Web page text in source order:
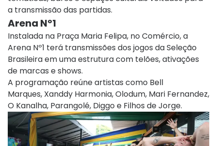
a transmissão das partidas.
Arena Nº1
Instalada na Praça Maria Felipa, no Comércio, a
Arena Nº1 terá transmissões dos jogos da Seleção
Brasileira em uma estrutura com telões, ativações
de marcas e shows.
A programação reúne artistas como Bell
Marques, Xanddy Harmonia,Olodum, Mari Fernandez,
O Kanalha, Parangolé, Diggo e Filhos de Jorge.